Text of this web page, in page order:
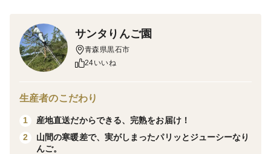
ノゴールド、金星、星の金貨、他
家庭用は、軽微なキズ、果面の荒れ、ツルワレなどが含
まれます。
※りんごの大きさによりますが、14個前後入りです。
業は大変ですが、豊富な雪解け水と、昼夜の寒暖差で、
サンタりんご園
青森県黒石市
24いいね
生産者のこだわり
1
産地直送だからできる、完熟をお届け！
2
山間の寒暖差で、実がしまったパリッとジューシーなり
んご。